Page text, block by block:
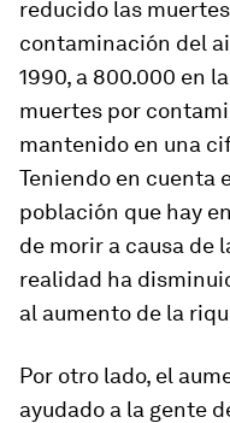
reducido las
contaminación del
1990, a 800.000 en
muertes por
mantenido en una
Teniendo en cuenta
población que hay
de morir a causa de
realidad ha
al aumento de la
Por otro lado, el
ayudado a la gente